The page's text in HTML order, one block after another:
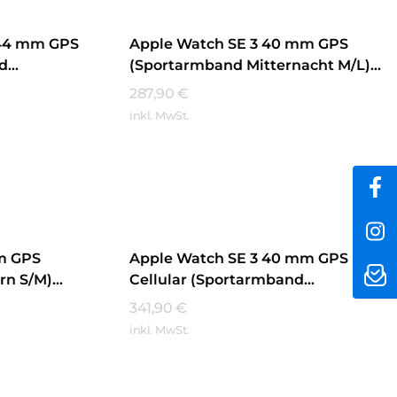
mm GPS
Apple Watch SE 3 40 mm GPS
(Sportarmband Mitternacht M/L)
Mitternacht
287,90 €
inkl. MwSt.
GPS
S/M)
Apple Watch SE 3 40 mm GPS +
Cellular (Sportarmband
Mitternacht S/M) Mitternacht
341,90 €
inkl. MwSt.